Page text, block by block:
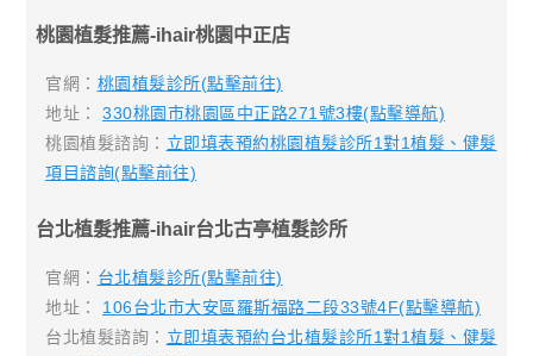
桃園植髮推薦-ihair桃園中正店
官網： 桃園植髮診所(點擊前往)
地址：330桃園市桃園區中正路271號3樓(點擊導航)
桃園植髮諮詢： 立即填表預約桃園植髮診所1對1植髮、健髮
項目諮詢(點擊前往)
台北植髮推薦-ihair台北古亭植髮診所
官網： 台北植髮診所(點擊前往)
地址： 106台北市大安區羅斯福路二段33號4F(點擊導航)
台北植髮諮詢： 立即填表預約台北植髮診所1對1植髮、健髮